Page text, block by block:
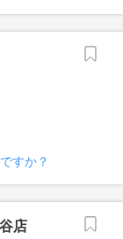
すか？
店